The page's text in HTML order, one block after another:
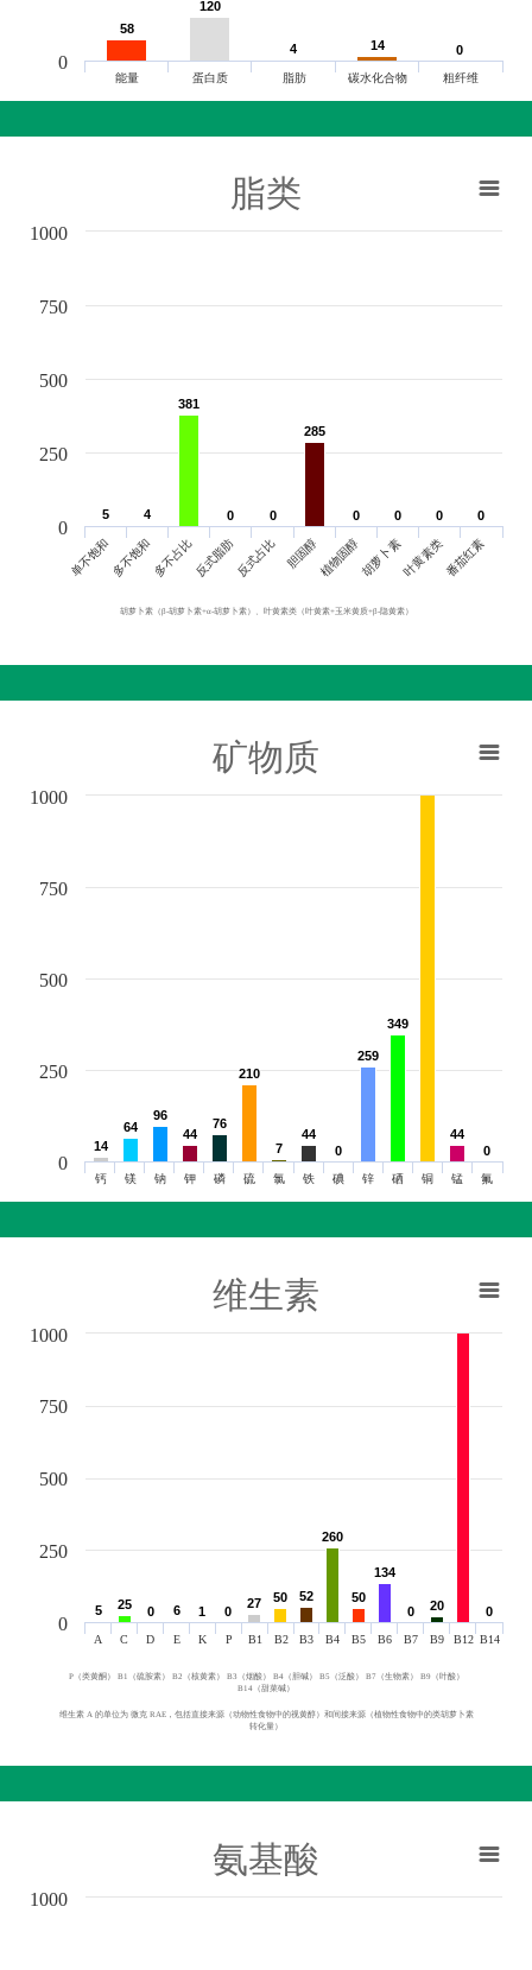
58
58
120
120
4
4 14
14 0
0
能量 蛋白质 脂肪 碳水化合物 粗纤维
0
脂类
胡萝卜素（β-胡萝卜素+α-胡萝卜素）、叶黄素类（叶黄素+玉米黄质+β-隐黄素）
5
5 4
4
381
381
0
0 0
0
285
285
0
0 0
0 0
0 0
0
单不饱和多不饱和多不占比反式脂肪反式占比 胆固醇植物固醇胡萝卜素叶黄素类番茄红素
0
250
500
750
1000
矿物质
14
14
64
64
96
96
44
44
76
76
210
210
7
7
44
44
0
0
259
259
349
349
44
44
0
0
钙 镁 钠 钾 磷 硫 氯 铁 碘 锌 硒 铜 锰 氟
0
250
500
750
1000
维生素
5
5 25
25 0
0 6
6 1
1 0
0
27
27 50
50 52
52
260
260
50
50
134
134
0
0 20
20 0
0
A C D E K P B1 B2 B3 B4 B5 B6 B7 B9 B12 B14
0
250
500
750
1000
P（类黄酮） B1（硫胺素） B2（核黄素） B3（烟酸） B4（胆碱） B5（泛酸） B7（生物素） B9（叶酸）
B14（甜菜碱）
维生素 A 的单位为 微克 RAE，包括直接来源（动物性食物中的视黄醇）和间接来源（植物性食物中的类胡萝卜素
转化量）
氨基酸
1000